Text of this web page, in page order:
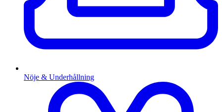
Nöje & Underhållning